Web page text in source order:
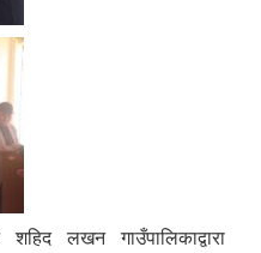
लखन गाउँपालिकाद्वारा